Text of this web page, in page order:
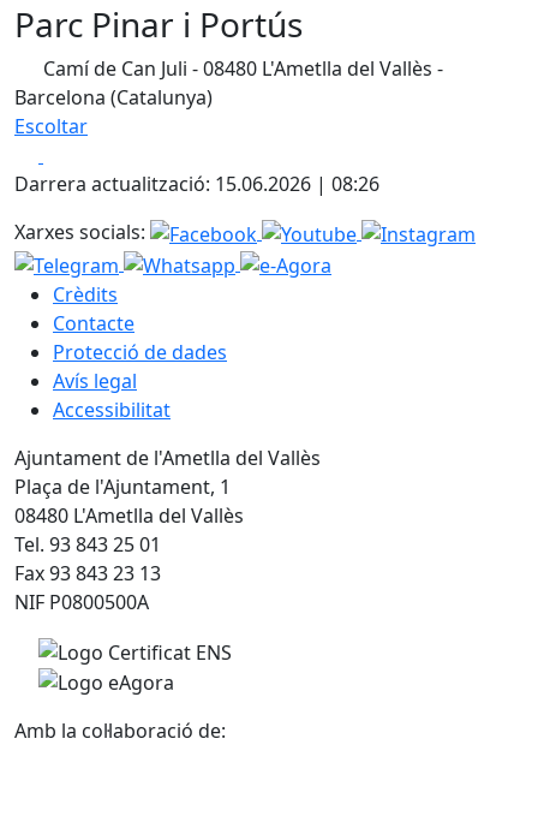
Parc Pinar i Portús
Camí de Can Juli - 08480 L'Ametlla del Vallès -
Barcelona (Catalunya)
Escoltar
Darrera actualització: 15.06.2026 | 08:26
Xarxes socials:
Crèdits
Contacte
Protecció de dades
Avís legal
Accessibilitat
Ajuntament de l'Ametlla del Vallès
Plaça de l'Ajuntament, 1
08480 L'Ametlla del Vallès
Tel. 93 843 25 01
Fax 93 843 23 13
NIF P0800500A
Amb la col·laboració de: